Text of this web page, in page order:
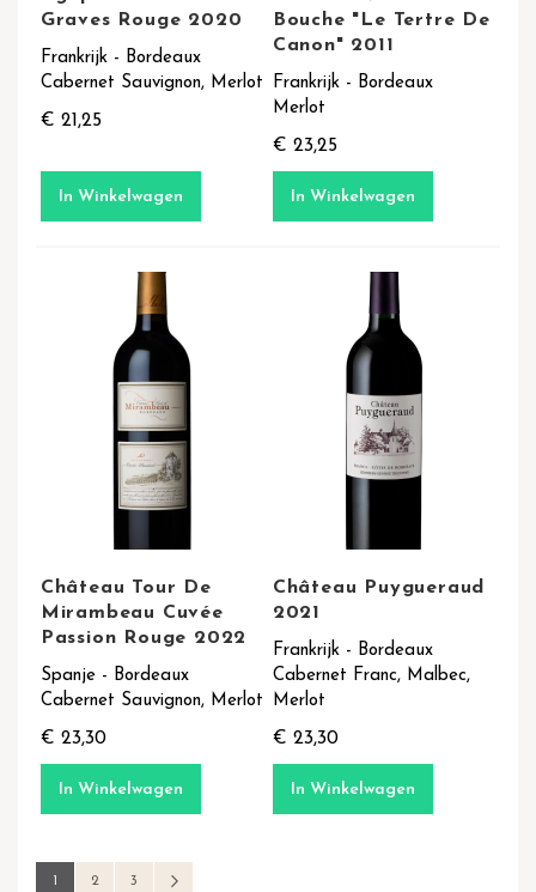
Graves Rouge 2020
Frankrijk - Bordeaux
Cabernet Sauvignon, Merlot
€ 21,25
In Winkelwagen
Bouche "Le Tertre De
Canon" 2011
Frankrijk - Bordeaux
Merlot
€ 23,25
In Winkelwagen
Château Tour De
Mirambeau Cuvée
Passion Rouge 2022
Spanje - Bordeaux
Cabernet Sauvignon, Merlot
€ 23,30
In Winkelwagen
Château Puygueraud
2021
Frankrijk - Bordeaux
Cabernet Franc, Malbec,
Merlot
€ 23,30
In Winkelwagen
Pagina
U lees momenteel pagina
1 Pagina
2 Pagina
3